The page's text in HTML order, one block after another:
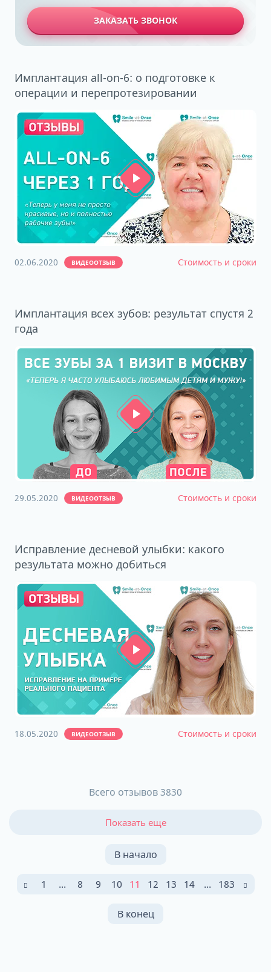
ЗАКАЗАТЬ ЗВОНОК
Имплантация all-on-6: о подготовке к
операции и перепротезировании
02.06.2020 ВИДЕООТЗЫВ Стоимость и сроки
Имплантация всех зубов: результат спустя 2
года
29.05.2020 ВИДЕООТЗЫВ Стоимость и сроки
Исправление десневой улыбки: какого
результата можно добиться
18.05.2020 ВИДЕООТЗЫВ Стоимость и сроки
Всего отзывов 3830
Показать еще
В начало
1 ... 8 9 10 11 12 13 14 ... 183
В конец